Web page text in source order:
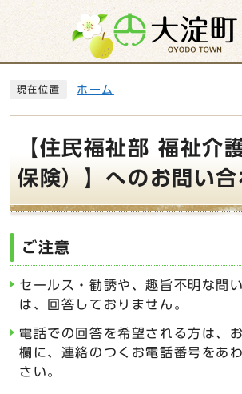
ページの先頭です
現在位置 ホーム
【住民福祉部 福祉介
保険）】へのお問い合
ご注意
セールス・勧誘や、趣旨不明な問
は、回答しておりません。
電話での回答を希望される方は、
欄に、連絡のつくお電話番号をあ
さい。